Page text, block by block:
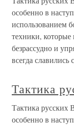
особенно в
использованием
техники, которые
безрассудно и
всегда славились
Тактика
Тактика русских
особенно в